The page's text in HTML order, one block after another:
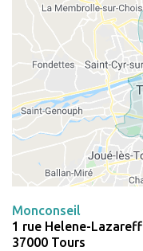
Monconseil
1 rue Helene-Lazareff
37000 Tours